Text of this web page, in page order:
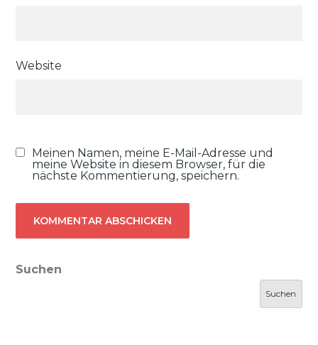
Website
Meinen Namen, meine E-Mail-Adresse und
meine Website in diesem Browser, für die
nächste Kommentierung, speichern.
Suchen
Suchen